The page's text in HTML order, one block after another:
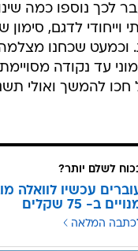
לכך נוספו כמה
וייחודי לדגם,
וכמעט שכחנו
עד נקודה
חכו להמשך ואולי
לשלם יותר?
ב- 75 שקלים
המלאה